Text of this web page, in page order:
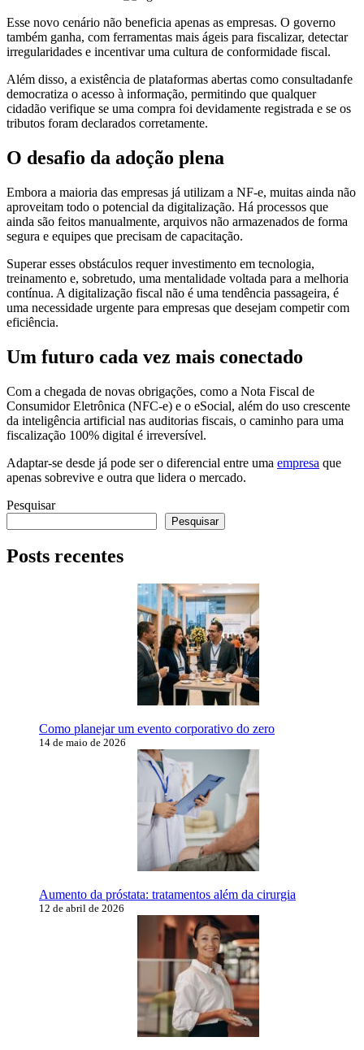
Esse novo cenário não beneficia apenas as empresas. O governo
também ganha, com ferramentas mais ágeis para fiscalizar, detectar
irregularidades e incentivar uma cultura de conformidade fiscal.
Além disso, a existência de plataformas abertas como consultadanfe
democratiza o acesso à informação, permitindo que qualquer
cidadão verifique se uma compra foi devidamente registrada e se os
tributos foram declarados corretamente.
O desafio da adoção plena
Embora a maioria das empresas já utilizam a NF-e, muitas ainda não
aproveitam todo o potencial da digitalização. Há processos que
ainda são feitos manualmente, arquivos não armazenados de forma
segura e equipes que precisam de capacitação.
Superar esses obstáculos requer investimento em tecnologia,
treinamento e, sobretudo, uma mentalidade voltada para a melhoria
contínua. A digitalização fiscal não é uma tendência passageira, é
uma necessidade urgente para empresas que desejam competir com
eficiência.
Um futuro cada vez mais conectado
Com a chegada de novas obrigações, como a Nota Fiscal de
Consumidor Eletrônica (NFC-e) e o eSocial, além do uso crescente
da inteligência artificial nas auditorias fiscais, o caminho para uma
fiscalização 100% digital é irreversível.
Adaptar-se desde já pode ser o diferencial entre uma empresa que
apenas sobrevive e outra que lidera o mercado.
Pesquisar
Pesquisar
Posts recentes
Como planejar um evento corporativo do zero
14 de maio de 2026
Aumento da próstata: tratamentos além da cirurgia
12 de abril de 2026